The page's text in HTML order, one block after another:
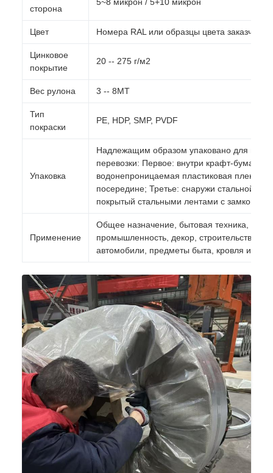
сторона
Цвет Номера RAL или образцы цвета заказчика
Цинковое
покрытие
20 -- 275 г/м2
Вес рулона 3 -- 8MT
Тип
покраски
PE, HDP, SMP, PVDF
Упаковка
Надлежащим образом упаковано для
перевозки: Первое: внутри крафт-бумага;
водонепроницаемая пластиковая пленка
посередине; Третье: снаружи стальной
покрытый стальными лентами с замком.
Применение
Общее назначение, бытовая техника,
промышленность, декор, строительство,
автомобили, предметы быта, кровля и т.д.